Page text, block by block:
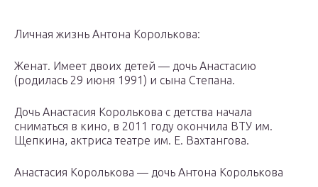
Личная жизнь Антона Королькова:
Женат. Имеет двоих детей — дочь Анастасию
(родилась 29 июня 1991) и сына Степана.
Дочь Анастасия Королькова с детства начала
сниматься в кино, в 2011 году окончила ВТУ им.
Щепкина, актриса театре им. Е. Вахтангова.
Анастасия Королькова — дочь Антона Королькова